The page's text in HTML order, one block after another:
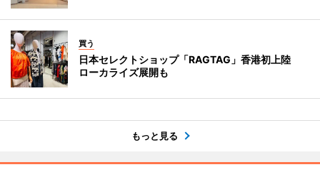
買う
日本セレクトショップ「RAGTAG」香港初上陸
ローカライズ展開も
もっと見る